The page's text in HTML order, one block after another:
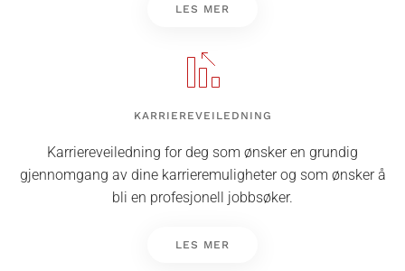
LES MER
KARRIEREVEILEDNING
Karriereveiledning for deg som ønsker en grundig
gjennomgang av dine karrieremuligheter og som ønsker å
bli en profesjonell jobbsøker.
LES MER